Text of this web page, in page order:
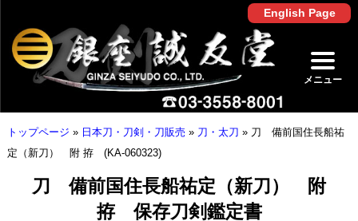
English Page
メニュー
トップページ » 日本刀・刀剣・刀販売 » 刀・太刀 » 刀 備前国住長船祐
定（新刀） 附 拵 (KA-060323)
刀 備前国住長船祐定（新刀） 附
拵 保存刀剣鑑定書